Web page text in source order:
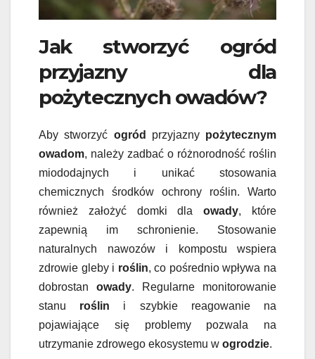
Jak stworzyć ogród
przyjazny dla
pożytecznych owadów?
Aby stworzyć ogród przyjazny pożytecznym
owadom, należy zadbać o różnorodność roślin
miododajnych i unikać stosowania
chemicznych środków ochrony roślin. Warto
również założyć domki dlaowady, które
zapewnią im schronienie. Stosowanie
naturalnych nawozów i kompostu wspiera
zdrowie gleby i roślin, co pośrednio wpływa na
dobrostan owady. Regularne monitorowanie
stanu roślin i szybkie reagowanie na
pojawiające się problemy pozwala na
utrzymanie zdrowego ekosystemu w ogrodzie.